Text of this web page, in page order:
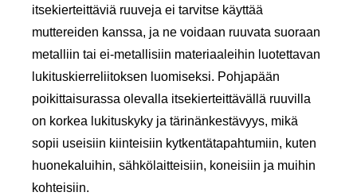
itsekierteittäviä ruuveja ei tarvitse käyttää
muttereiden kanssa, ja ne voidaan ruuvata suoraan
metalliin tai ei-metallisiin materiaaleihin luotettavan
lukituskierreliitoksen luomiseksi. Pohjapään
poikittaisurassa olevalla itsekierteittävällä ruuvilla
on korkea lukituskyky ja tärinänkestävyys, mikä
sopii useisiin kiinteisiin kytkentätapahtumiin, kuten
huonekaluihin, sähkölaitteisiin, koneisiin ja muihin
kohteisiin.